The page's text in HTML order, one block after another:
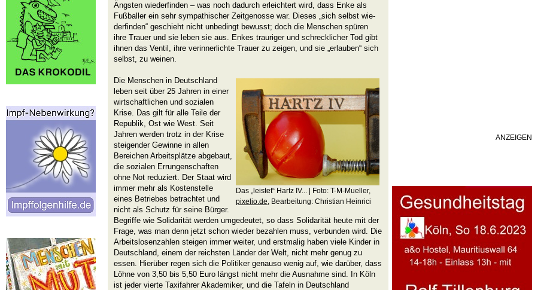
Ängsten wiederfinden – was noch dadurch erleichtert wird, dass Enke als
Fußballer ein sehr sympathischer Zeitgenosse war. Dieses „sich selbst wie­
derfinden“ geschieht nicht unbedingt bewusst; doch die Menschen spüren
ihre Trauer und sie leben sie aus. Enkes trauriger und schrecklicher Tod gibt
ihnen das Ventil, ihre verinnerlichte Trauer zu zeigen, und sie „erlauben“ sich
selbst, zu weinen.
Das „leistet“ Hartz IV... | Foto: T-M-Mueller,
pixelio.de, Bearbeitung: Christian Heinrici
Die Menschen in Deutschland
leben seit über 25 Jahren in einer
wirtschaftlichen und so­zialen
Krise. Das gilt für alle Teile der
Republik, Ost wie West. Seit
Jahren wer­den trotz in der Krise
steigender Gewinne in allen
Bereichen Arbeits­plätze abgebaut,
die sozialen Errungenschaften
ohne Not reduziert. Der Staat wird
immer mehr als Kostenstelle
eines Betriebes betrachtet und
nicht als Schutz für seine Bürger.
Begriffe wie Solidarität werden umgedeutet, so dass So­lidarität heute mit der
Frage, was man denn jetzt schon wieder bezahlen muss, verbunden wird. Die
Arbeitslosenzahlen steigen immer weiter, und erstmalig haben viele Kinder in
Deutschland, einem der reichsten Länder der Welt, nicht mehr genug zu
essen. Hierüber regen sich die Politiker genauso wenig auf, wie darüber, dass
Löhne von 3,50 bis 5,50 Euro längst nicht mehr die Ausnahme sind. In Köln
ist jeder vierte Taxifahrer Akademiker, und die Tafeln in Deutschland
ANZEIGEN